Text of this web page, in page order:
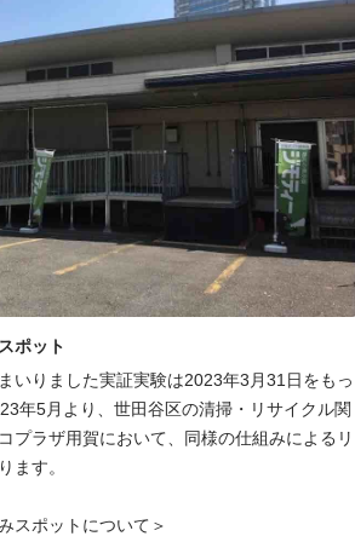
ポット
いりました実証実験は2023年3月31日をもっ
年5月より、世田谷区の清掃・リサイクル関
プラザ用賀において、同様の仕組みによるリ
ます。
スポットについて＞